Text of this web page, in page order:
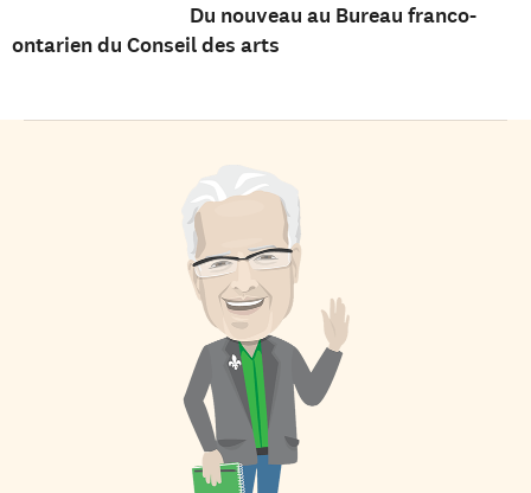
Du nouveau au Bureau franco-
ontarien du Conseil des arts